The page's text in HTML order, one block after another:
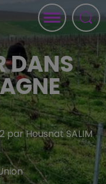
DANS
par Housnat SALIM